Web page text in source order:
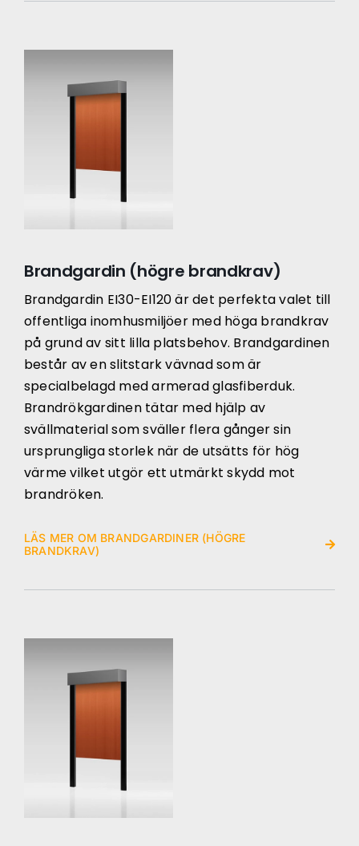
Brandgardin (högre brandkrav)
Brandgardin EI30-EI120 är det perfekta valet till
offentliga inomhusmiljöer med höga brandkrav
på grund av sitt lilla platsbehov. Brandgardinen
består av en slitstark vävnad som är
specialbelagd med armerad glasfiberduk.
Brandrökgardinen tätar med hjälp av
svällmaterial som sväller flera gånger sin
ursprungliga storlek när de utsätts för hög
värme vilket utgör ett utmärkt skydd mot
brandröken.
LÄS MER OM BRANDGARDINER (HÖGRE
BRANDKRAV)